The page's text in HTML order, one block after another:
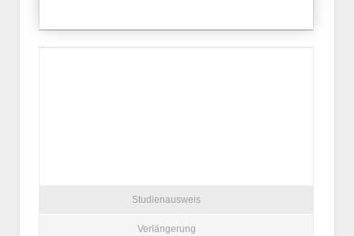
Studienausweis
Verlängerung